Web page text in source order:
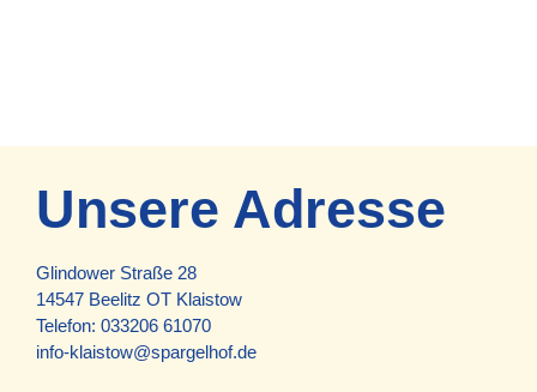
Unsere Adresse
Glindower Straße 28
14547 Beelitz OT Klaistow
Telefon: 033206 61070
info-klaistow@spargelhof.de